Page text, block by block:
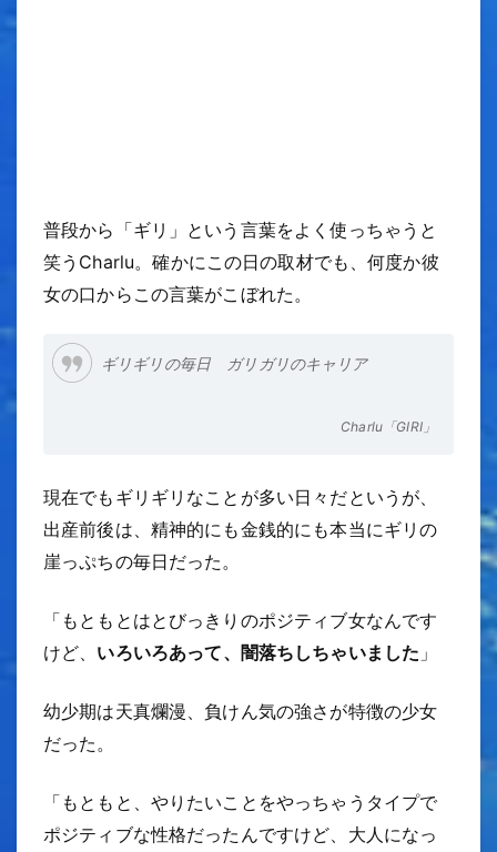
普段から「ギリ」という言葉をよく使っちゃうと
笑うCharlu。確かにこの日の取材でも、何度か彼
女の口からこの言葉がこぼれた。
ギリギリの毎日 ガリガリのキャリア
Charlu「GIRI」
現在でもギリギリなことが多い日々だというが、
出産前後は、精神的にも金銭的にも本当にギリの
崖っぷちの毎日だった。
「もともとはとびっきりのポジティブ女なんです
けど、 いろいろあって、闇落ちしちゃいました 」
幼少期は天真爛漫、負けん気の強さが特徴の少女
だった。
「もともと、やりたいことをやっちゃうタイプで
ポジティブな性格だったんですけど、大人になっ